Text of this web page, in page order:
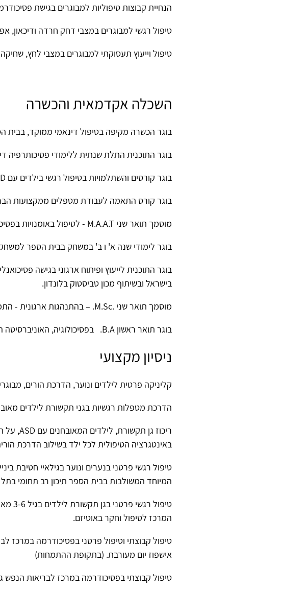
הנחיית קבוצות טיפוליות למבוגרים בגישת
טיפול רגשי למבוגרים במצבי דחק חרדה ודיכאון,
טיפול וייעוץ תעסוקתי למבוגרים במצבי לחץ,
השכלה אקדמאית והכשרה
בוגר הכשרה מקיפה בטיפול דינאמי ממוקד, בבית
בוגר התוכנית התלת שנתית ללימודי פסיכותרפיה
בוגר קורסים והשתלמויות בטיפול רגשי בילדים עם ASD ובהדרכת הוריהם. במרכז לטיפול וחקר באוטיזם.
בוגר קורס התאמה לעבודת מטפלים ממקצועות
מוסמך תואר שני M.A.A.T - לטיפול באומנויות בפסיכודרמה, סמינר הקיבוצים,
בוגר לימודי שנה א' ו ב' במשחק בבית הספר
בישראל ובשיתוף מכון טביסטוק בלונדון.
מוסמך תואר שני .M.Sc. – בהתנהגות ארגונית - התמחות בייעוץ ארגוני, אוניברסיטת תל אביב, בבית הספר לניהול רקנאטי.
בוגר תואר ראשון B.A. בפסיכולוגיה, האוניברסיטה הפתוחה.
ניסיון מקצועי
קליניקה פרטית לילדים ונוער, הדרכת הורים,
הדרכת מטפלות רגשיות בגני תקשורת לילדים
ריכוז גן תקשורת, לילדים המאובחנים עם ASD, על
באינטגרציה הטיפולית לכל ילד בשילוב הדרכת
המיוחד המשולבות בבית הספר תיכון רב תחומי
המרכז לטיפול וחקר באוטיזם.
טיפול קבוצתי וטיפול פרטני בפסיכודרמה
אישפוז יום מעורבת. (בתקופת ההתמחות)
טיפול קבוצתי בפסיכודרמה במרכז לבריאות